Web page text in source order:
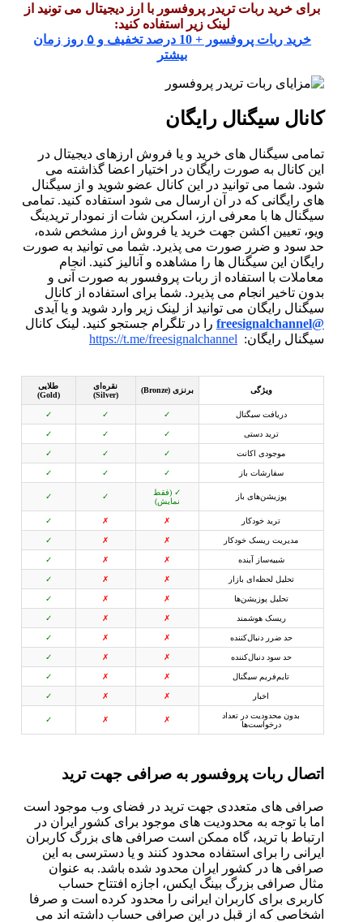
برای خرید ربات تریدر پروفسور با ارز دیجیتال می تونید از
لینک زیر استفاده کنید‌:
خرید ربات پروفسور + 10 درصد تخفیف و ۵ روز زمان
بیشتر
کانال سیگنال رایگان
تمامی سیگنال های خرید و یا فروش ارزهای دیجیتال در
این کانال به صورت رایگان در اختیار اعضا گذاشته می
شود. شما می توانید در این کانال عضو شوید و از سیگنال
های رایگانی که در آن ارسال می شود استفاده کنید. تمامی
سیگنال ها با معرفی ارز، اسکرین شات از نمودار تریدینگ
ویو، تعیین اکشن جهت خرید یا فروش ارز مشخص شده،
حد سود و ضرر صورت می پذیرد. شما می توانید به صورت
رایگان این سیگنال ها را مشاهده و آنالیز کنید. انجام
معاملات با استفاده از ربات پروفسور به صورت آنی و
بدون تاخیر انجام می پذیرد. شما برای استفاده از کانال
سیگنال رایگان می توانید از لینک زیر وارد شوید و یا آیدی
@freesignalchannel
را در تلگرام جستجو کنید. لینک کانال
سیگنال رایگان: https://t.me/freesignalchannel
ویژگی برنزی (Bronze)
نقره‌ای
(Silver)
طلایی
(Gold)
دریافت سیگنال ✓
✓
✓
ترید دستی ✓
✓
✓
موجودی اکانت ✓
✓
✓
سفارشات باز ✓
✓
✓
پوزیشن‌های باز
✓ (فقط
نمایش)
✓
✓
ترید خودکار ✗
✗
✓
مدیریت ریسک خودکار ✗
✗
✓
شبیه‌ساز آینده ✗
✗
✓
تحلیل لحظه‌ای بازار ✗
✗
✓
تحلیل پوزیشن‌ها ✗
✗
✓
ریسک هوشمند ✗
✗
✓
حد ضرر دنبال‌کننده ✗
✗
✓
حد سود دنبال‌کننده ✗
✗
✓
تایم‌فریم سیگنال ✗
✗
✓
اخبار ✗
✗
✓
بدون محدودیت در تعداد
درخواست‌ها
✗
✗
✓
اتصال ربات پروفسور به صرافی جهت ترید
صرافی های متعددی جهت ترید در فضای وب موجود است
اما با توجه به محدودیت های موجود برای کشور ایران در
ارتباط با ترید، گاه ممکن است صرافی های بزرگ کاربران
ایرانی را برای استفاده محدود کنند و یا دسترسی به این
صرافی ها در کشور ایران محدود شده باشد. به عنوان
مثال صرافی بزرگ بینگ ایکس، اجازه افتتاح حساب
کاربری برای کاربران ایرانی را محدود کرده است و صرفا
اشخاصی که از قبل در این صرافی حساب داشته اند می